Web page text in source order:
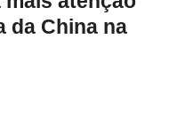
da China na